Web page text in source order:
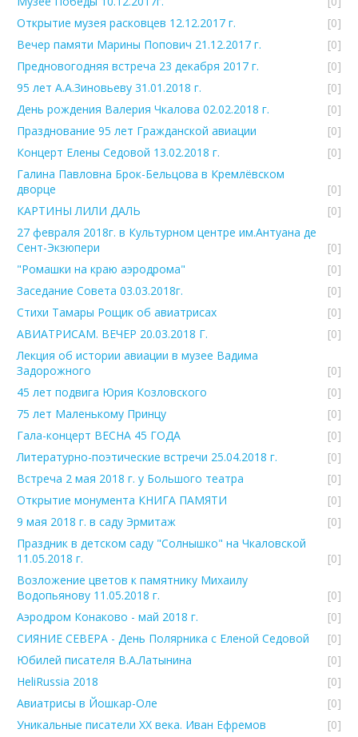
Открытие музея расковцев 12.12.2017 г.
[0]
Вечер памяти Марины Попович 21.12.2017 г.
[0]
Предновогодняя встреча 23 декабря 2017 г.
[0]
95 лет А.А.Зиновьеву 31.01.2018 г.
[0]
День рождения Валерия Чкалова 02.02.2018 г.
[0]
Празднование 95 лет Гражданской авиации
[0]
Концерт Елены Седовой 13.02.2018 г.
[0]
Галина Павловна Брок-Бельцова в Кремлёвском
дворце
[0]
КАРТИНЫ ЛИЛИ ДАЛЬ
[0]
27 февраля 2018г. в Культурном центре им.Антуана де
Сент-Экзюпери
[0]
"Ромашки на краю аэродрома"
[0]
Заседание Совета 03.03.2018г.
[0]
Стихи Тамары Рощик об авиатрисах
[0]
АВИАТРИСАМ. ВЕЧЕР 20.03.2018 Г.
[0]
Лекция об истории авиации в музее Вадима
Задорожного
[0]
45 лет подвига Юрия Козловского
[0]
75 лет Маленькому Принцу
[0]
Гала-концерт ВЕСНА 45 ГОДА
[0]
Литературно-поэтические встречи 25.04.2018 г.
[0]
Встреча 2 мая 2018 г. у Большого театра
[0]
Открытие монумента КНИГА ПАМЯТИ
[0]
9 мая 2018 г. в саду Эрмитаж
[0]
Праздник в детском саду "Солнышко" на Чкаловской
11.05.2018 г.
[0]
Возложение цветов к памятнику Михаилу
Водопьянову 11.05.2018 г.
[0]
Аэродром Конаково - май 2018 г.
[0]
СИЯНИЕ СЕВЕРА - День Полярника с Еленой Седовой
[0]
Юбилей писателя В.А.Латынина
[0]
HeliRussia 2018
[0]
Авиатрисы в Йошкар-Оле
[0]
Уникальные писатели ХХ века. Иван Ефремов
[0]